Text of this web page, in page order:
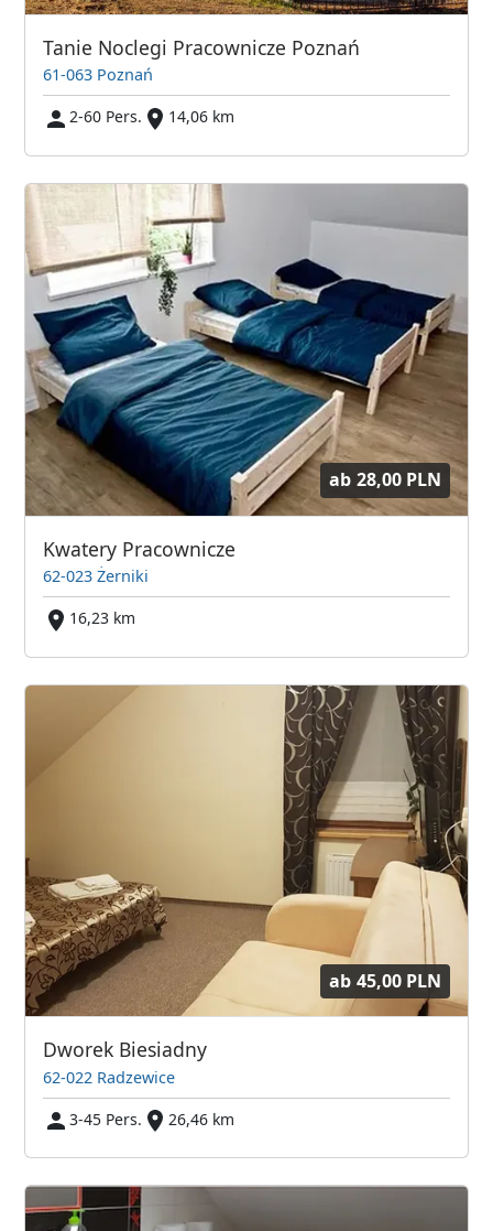
Tanie Noclegi Pracownicze Poznań
61-063 Poznań
2-60 Pers.
14,06 km
ab 28,00 PLN
Kwatery Pracownicze
62-023 Żerniki
16,23 km
ab 45,00 PLN
Dworek Biesiadny
62-022 Radzewice
3-45 Pers.
26,46 km